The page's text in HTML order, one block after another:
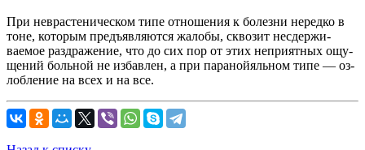
При неврастеническом типе отношения к болезни нередко в
тоне, которым предъявляются жалобы, сквозит несдержи­
ваемое раздражение, что до сих пор от этих неприятных ощу­
щений больной не избавлен, а при паранойяльном типе — оз­
лобление на всех и на все.